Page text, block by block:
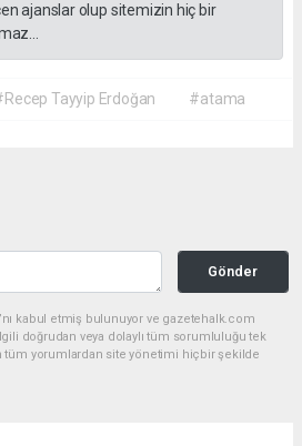
ajanslar olup sitemizin hiç bir
Tayyip Erdoğan #atama
Gönder
kabul etmiş bulunuyor ve gazetehalk.com
doğrudan veya dolaylı tüm sorumluluğu tek
tüm yorumlardan site yönetimi hiçbir şekilde